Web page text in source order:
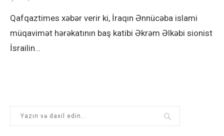
Qafqaztimes xəbər verir ki, İraqın Ənnücəba islami
müqavimət hərəkatının baş katibi Əkrəm Əlkəbi sionist
İsrailin…